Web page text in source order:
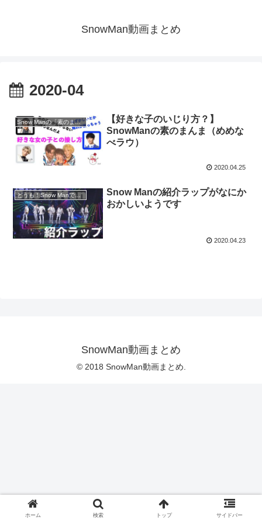
SnowMan動画まとめ
2020-04
Snow Manの「素のまんま」
【好きな子のいじり方？】
SnowManの素のまんま（めめな
べラウ）
2020.04.25
どうも！Snow Manです。
Snow Manの紹介ラップがなにか
おかしいようです
2020.04.23
SnowMan動画まとめ
© 2018 SnowMan動画まとめ.
ホーム 検索 トップ サイドバー